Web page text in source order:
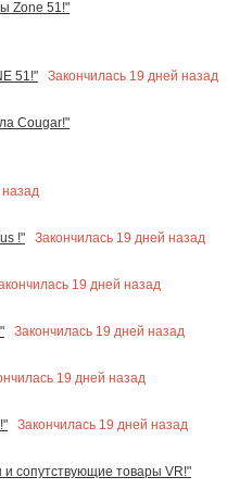
Zone 51!"
51!"
Закончилась 19 дней назад
Cougar!"
!"
Закончилась 19 дней назад
19 дней назад
Закончилась 19 дней назад
19 дней назад
Закончилась 19 дней назад
сопутствующие товары VR!"